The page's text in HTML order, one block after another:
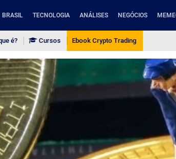
BRASIL TECNOLOGIA ANÁLISES NEGÓCIOS
é? Cursos Ebook Crypto Trading